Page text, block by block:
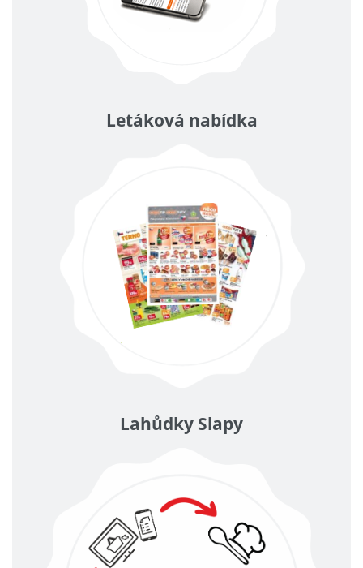
Letáková nabídka
Lahůdky Slapy